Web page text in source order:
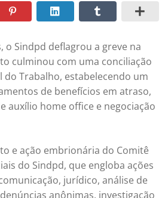
o Sindpd deflagrou a greve na
culminou com uma conciliação
do Trabalho, estabelecendo um
de benefícios em atraso,
auxílio home office e negociação
e ação embrionária do Comitê
do Sindpd, que engloba ações
jurídico, análise de
anônimas, investigação